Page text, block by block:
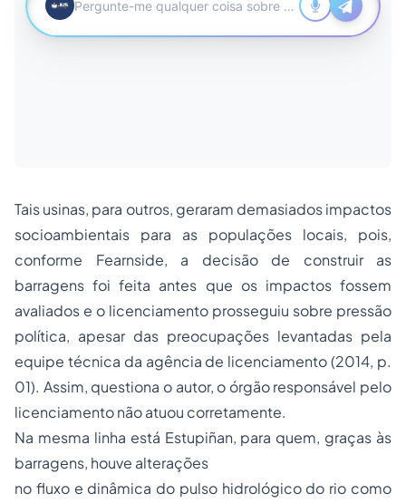
Tais usinas, para outros, geraram demasiados impactos
socioambientais para as populações locais, pois,
conforme Fearnside, a decisão de construir as
barragens foi feita antes que os impactos fossem
avaliados e o licenciamento prosseguiu sobre pressão
política, apesar das preocupações levantadas pela
equipe técnica da agência de licenciamento (2014, p.
01). Assim, questiona o autor, o órgão responsável pelo
licenciamento não atuou corretamente.
Na mesma linha está Estupiñan, para quem, graças às
barragens, houve alterações
no fluxo e dinâmica do pulso hidrológico do rio como